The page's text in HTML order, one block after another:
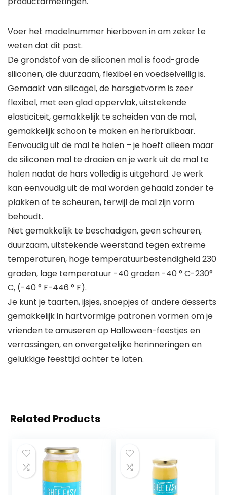
Voer het modelnummer hierboven in om zeker te
weten dat dit past.
De grondstof van de siliconen mal is food-grade
siliconen, die duurzaam, flexibel en voedselveilig is.
Gemaakt van silicagel, de harsgietvorm is zeer
flexibel, met een glad oppervlak, uitstekende
elasticiteit, gemakkelijk te scheiden van de mal,
gemakkelijk schoon te maken en herbruikbaar.
Eenvoudig uit de mal te halen – je hoeft alleen maar
de siliconen mal te draaien en je werk uit de mal te
halen nadat de hars volledig is uitgehard. Je werk
kan eenvoudig uit de mal worden gehaald zonder te
plakken of te scheuren, terwijl de mal zijn vorm
behoudt.
Niet gemakkelijk te beschadigen, geen scheuren,
duurzaam, uitstekende weerstand tegen extreme
temperaturen, hoge temperatuurbestendigheid 230
graden, lage temperatuur -40 graden -40 ° C-230°
C, (-40 ° F-446 ° F).
Je kunt je taarten, ijsjes, snoepjes of andere desserts
gemakkelijk in hartvormige patronen vormen om je
vrienden te amuseren op Halloween-feestjes en
verrassingen, en onvergetelijke herinneringen en
gelukkige feesttijd achter te laten.
Related Products